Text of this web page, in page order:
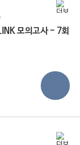
모의고사 - 7회